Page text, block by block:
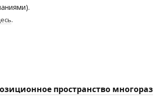
.
пространство